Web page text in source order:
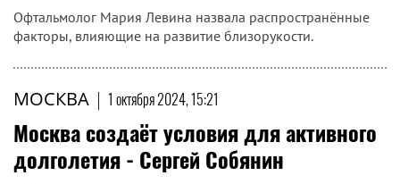
Офтальмолог Мария Левина назвала распространённые
факторы, влияющие на развитие близорукости.
МОСКВА | 1 октября 2024, 15:21
Москва создаёт условия для активного
долголетия - Сергей Собянин